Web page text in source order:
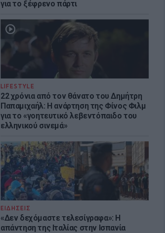
για το ξέφρενο πάρτι
LIFESTYLE
22 χρόνια από τον θάνατο του Δημήτρη
Παπαμιχαήλ: Η ανάρτηση της Φίνος Φιλμ
για το «γοητευτικό λεβεντόπαιδο του
ελληνικού σινεμά»
ΕΙΔΗΣΕΙΣ
«Δεν δεχόμαστε τελεσίγραφα»: Η
απάντηση της Ιταλίας στην Ισπανία